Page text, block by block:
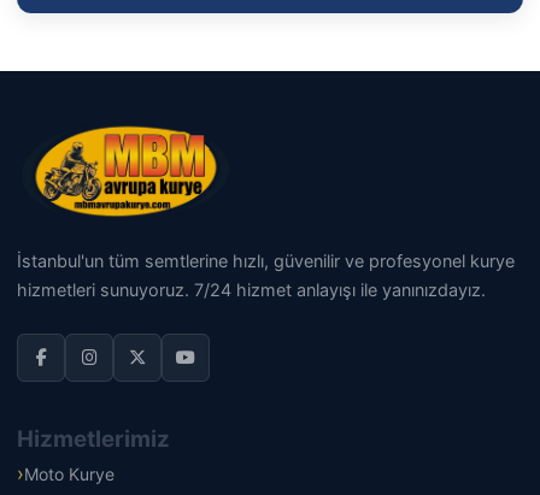
İstanbul'un tüm semtlerine hızlı, güvenilir ve profesyonel kurye
hizmetleri sunuyoruz. 7/24 hizmet anlayışı ile yanınızdayız.
Hizmetlerimiz
Moto Kurye